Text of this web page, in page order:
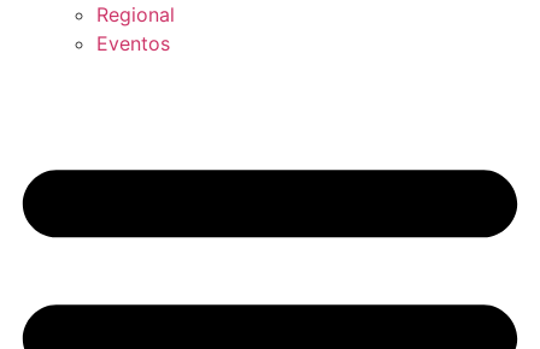
Regional
Eventos